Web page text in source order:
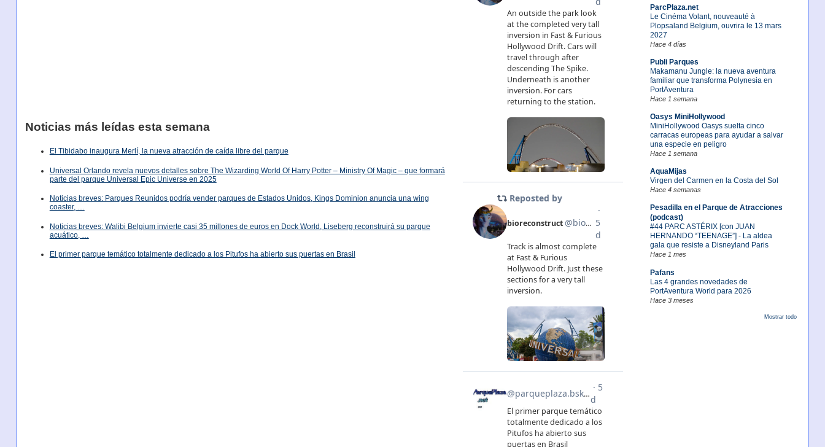
ParcPlaza.net
Le Cinéma Volant, nouveauté à
Plopsaland Belgium, ouvrira le 13 mars
2027
Hace 4 días
Publi Parques
Makamanu Jungle: la nueva aventura
familiar que transforma Polynesia en
PortAventura
Hace 1 semana
Oasys MiniHollywood
MiniHollywood Oasys suelta cinco
carracas europeas para ayudar a salvar
una especie en peligro
Hace 1 semana
AquaMijas
Virgen del Carmen en la Costa del Sol
Hace 4 semanas
Pesadilla en el Parque de Atracciones
(podcast)
#44 PARC ASTÉRIX [con JUAN
HERNANDO “TEENAGE”] - La aldea
gala que resiste a Disneyland Paris
Hace 1 mes
Pafans
Las 4 grandes novedades de
PortAventura World para 2026
Hace 3 meses
Mostrar todo
Noticias más leídas esta semana
El Tibidabo inaugura Merlí, la nueva atracción de caída libre del parque
Universal Orlando revela nuevos detalles sobre The Wizarding World Of Harry Potter – Ministry Of Magic – que formará
parte del parque Universal Epic Universe en 2025
Noticias breves: Parques Reunidos podría vender parques de Estados Unidos, Kings Dominion anuncia una wing
coaster, …
Noticias breves: Walibi Belgium invierte casi 35 millones de euros en Dock World, Liseberg reconstruirá su parque
acuático, …
El primer parque temático totalmente dedicado a los Pitufos ha abierto sus puertas en Brasil